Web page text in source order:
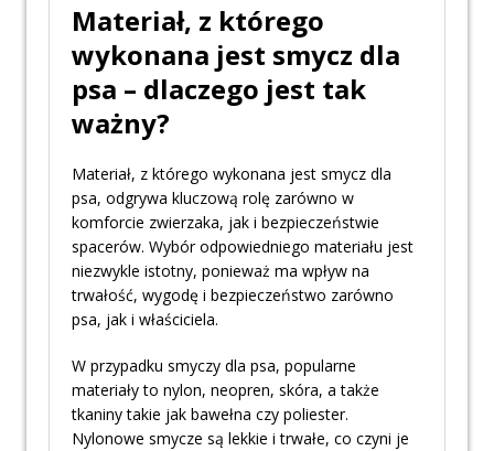
Materiał, z którego
wykonana jest smycz dla
psa – dlaczego jest tak
ważny?
Materiał, z którego wykonana jest smycz dla
psa, odgrywa kluczową rolę zarówno w
komforcie zwierzaka, jak i bezpieczeństwie
spacerów. Wybór odpowiedniego materiału jest
niezwykle istotny, ponieważ ma wpływ na
trwałość, wygodę i bezpieczeństwo zarówno
psa, jak i właściciela.
W przypadku smyczy dla psa, popularne
materiały to nylon, neopren, skóra, a także
tkaniny takie jak bawełna czy poliester.
Nylonowe smycze są lekkie i trwałe, co czyni je